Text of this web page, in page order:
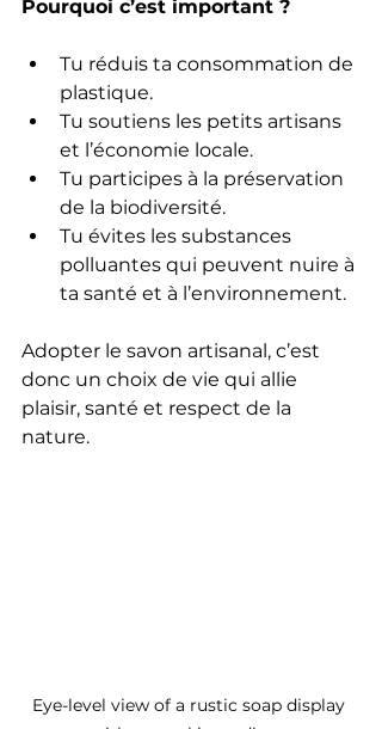
Pourquoi c’est important ?
Tu réduis ta consommation de
plastique.
Tu soutiens les petits artisans
et l’économie locale.
Tu participes à la préservation
de la biodiversité.
Tu évites les substances
polluantes qui peuvent nuire à
ta santé et à l’environnement.
Adopter le savon artisanal, c’est
donc un choix de vie qui allie
plaisir, santé et respect de la
nature.
Eye-level view of a rustic soap display